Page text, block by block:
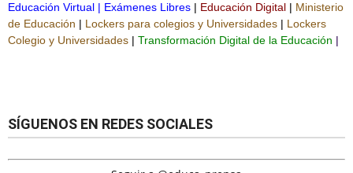
Educación Virtual | Exámenes Libres | Educación Digital | Ministerio
de Educación | Lockers para colegios y Universidades | Lockers
Colegio y Universidades | Transformación Digital de la Educación |
SÍGUENOS EN REDES SOCIALES